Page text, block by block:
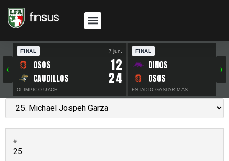
‹
FINAL 7 jun.
OSOS 12
CAUDILLOS 24
OLÍMPICO UACH
FINAL
DINOS
OSOS
ESTADIO GASPAR MAS
›
#
25